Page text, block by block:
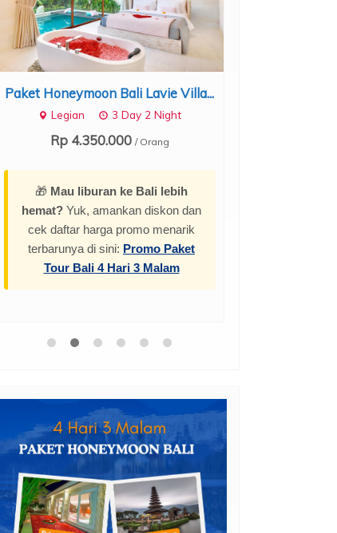
Paket Honeymoon Bali Lavie Villa...
Legian 3 Day 2 Night
Rp 4.350.000 / Orang
🎁 Mau liburan ke Bali lebih
hemat? Yuk, amankan diskon dan
cek daftar harga promo menarik
terbarunya di sini: Promo Paket
Tour Bali 4 Hari 3 Malam